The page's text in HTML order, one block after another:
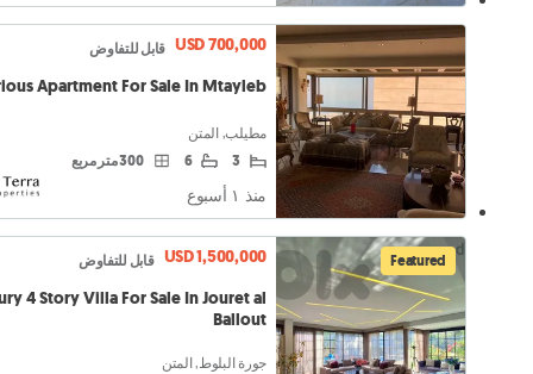
USD 700,000 قابل للتفاوض
Apartment For Sale In Mtayleb
مطيلب, المتن
3
6 300 متر مربع
منذ ١ أسبوع
Featured
USD 1,500,000 قابل للتفاوض
4 Story Villa For Sale In Jouret al
Ballout
جورة البلوط, المتن